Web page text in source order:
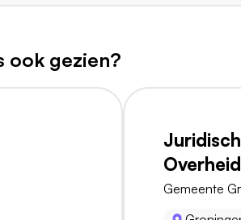
ook gezien?
Overheid
Gemeente